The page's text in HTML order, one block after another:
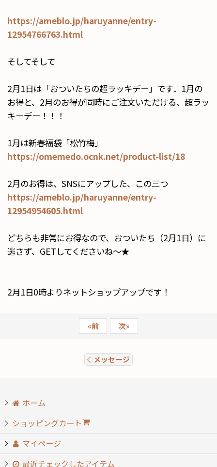
https://ameblo.jp/haruyanne/entry-
12954766763.html
そしてそして
2月1日は「おついたちの超ラッキデー」です．1月の
お得と、2月のお得が同時にご注文いただける、超ラッ
キーデー！！！
1月は新春福袋「松竹梅」
https://omemedo.ocnk.net/product-list/18
2月のお得は、SNSにアップした、この三つ
https://ameblo.jp/haruyanne/entry-
12954954605.html
どちらも非常にお得なので、おついたち（2月1日）に
逃さず、GETしてくださいね〜★
2月1日0時よりネットショップアップです！
«前 次»
メッセージ
ホーム
ショッピングカート
マイページ
最近チェックしたアイテム